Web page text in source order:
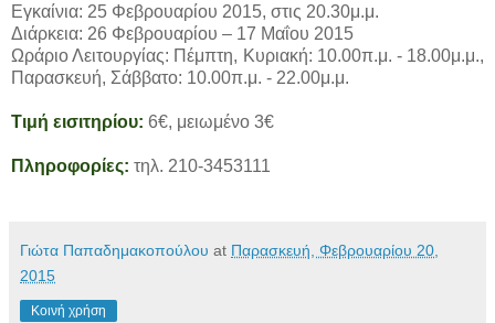
Εγκαίνια: 25 Φεβρουαρίου 2015, στις 20.30μ.μ.
Διάρκεια: 26 Φεβρουαρίου – 17 Μαΐου 2015
Ωράριο Λειτουργίας: Πέμπτη, Κυριακή: 10.00π.μ. - 18.00μ.μ.,
Παρασκευή, Σάββατο: 10.00π.μ. - 22.00μ.μ.
Τιμή εισιτηρίου: 6€, μειωμένο 3€
Πληροφορίες: τηλ. 210-3453111
Γιώτα Παπαδημακοπούλου at Παρασκευή, Φεβρουαρίου 20,
2015
Κοινή χρήση